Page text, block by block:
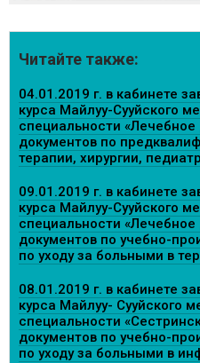
Читайте также:
04.01.2019 г. в кабинете
курса Майлуу-Сууйского
специальности
документов по
терапии, хирургии,
09.01.2019 г. в кабинете
курса Майлуу-Сууйского
специальности
документов по учебно-
по уходу за больными в
08.01.2019 г. в кабинете
курса Майлуу- Сууйского
специальности
документов по учебно-
по уходу за больными в